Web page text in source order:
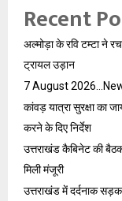
Recent
अल्मोड़ा के रवि टम्टा ने
ट्रायल उड़ान
7 August
कांवड़ यात्रा सुरक्षा का
करने के दिए निर्देश
उत्तराखंड कैबिनेट की
मिली मंजूरी
उत्तराखंड में दर्दनाक सड़क